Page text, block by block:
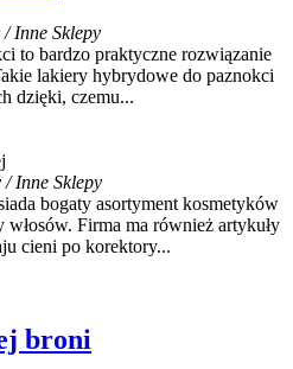
Inne Sklepy
to bardzo praktyczne rozwiązanie
lakiery hybrydowe do paznokci
dzięki, czemu...
/ Inne Sklepy
bogaty asortyment kosmetyków
włosów. Firma ma również artykuły
cieni po korektory...
broni